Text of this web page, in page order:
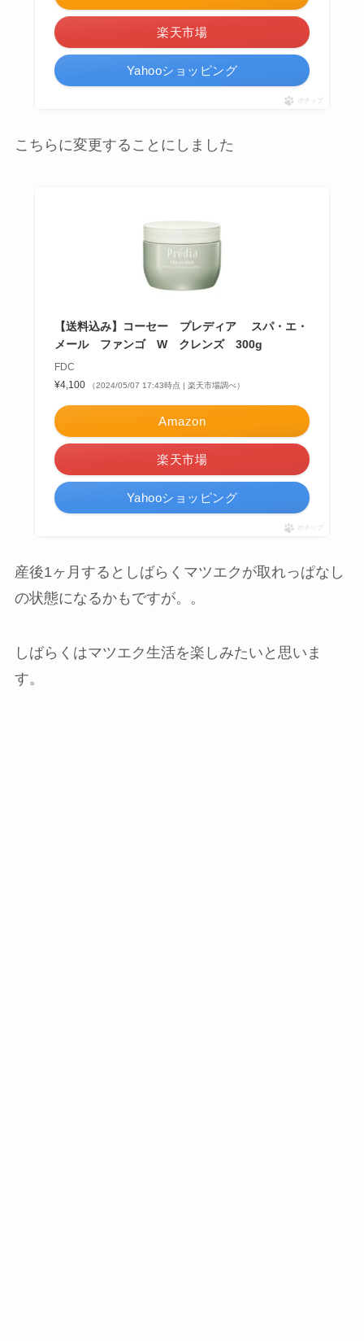
楽天市場
Yahooショッピング
ポチップ
こちらに変更することにしました
【送料込み】コーセー プレディア スパ・エ・
メール ファンゴ W クレンズ 300g
FDC
¥4,100
（2024/05/07 17:43時点 | 楽天市場調べ）
Amazon
楽天市場
Yahooショッピング
ポチップ
産後1ヶ月するとしばらくマツエクが取れっぱなし
の状態になるかもですが。。
しばらくはマツエク生活を楽しみたいと思いま
す。